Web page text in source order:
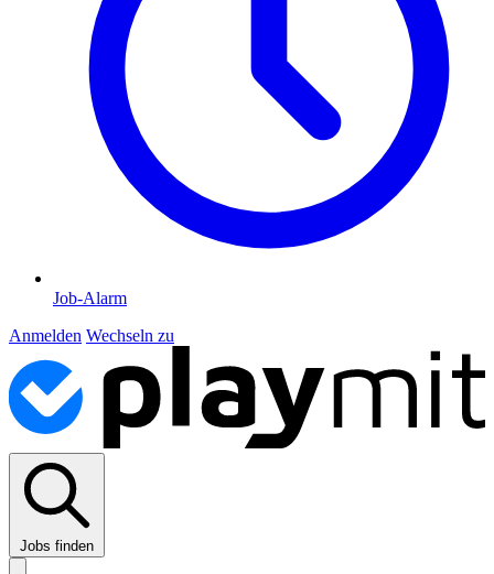
Job-Alarm
Anmelden Wechseln zu
Jobs finden